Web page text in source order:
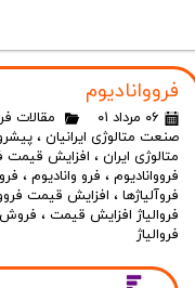
فرووانادیوم
۰۶ مرداد ۰۱ مقالات
صنعت متالوژی ایرانیان ،
متالوژی ایران ، افزایش
فرووانادیوم ، فرو وانادیوم ،
فروآلیاژها ، افزایش قیمت
فروالیاژ افزایش قیمت ، فروش
فروالیاژ